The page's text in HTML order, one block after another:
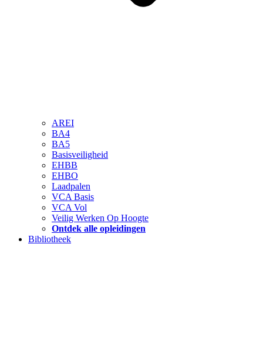
AREI
BA4
BA5
Basisveiligheid
EHBB
EHBO
Laadpalen
VCA Basis
VCA Vol
Veilig Werken Op Hoogte
Ontdek alle opleidingen
Bibliotheek